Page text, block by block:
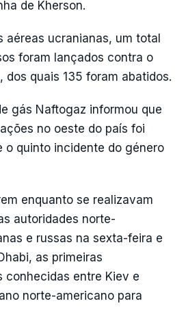
de Kherson.
aéreas ucranianas, um total
foram lançados contra o
dos quais 135 foram abatidos.
gás Naftogaz informou que
no oeste do país foi
o quinto incidente do género
enquanto se realizavam
autoridades norte-
e russas na sexta-feira e
as primeiras
conhecidas entre Kiev e
norte-americano para